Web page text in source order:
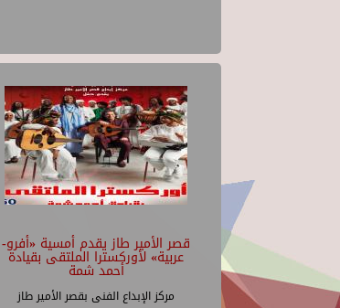
قصر الأمير طاز يقدم أمسية «أفرو-
عربية» لأوركسترا الملتقى بقيادة
أحمد شمة
مركز الإبداع الفنى بقصر الأمير طاز